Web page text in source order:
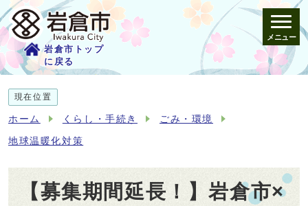
岩倉市トップ
に戻る
メニュー
現在位置
ホーム くらし・手続き ごみ・環境
地球温暖化対策
【募集期間延長！】岩倉市×